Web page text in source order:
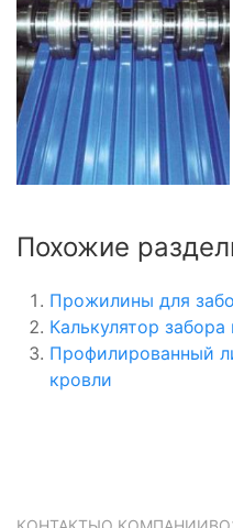
Похожие
Прожилины для
Калькулятор
Профилированный
кровли